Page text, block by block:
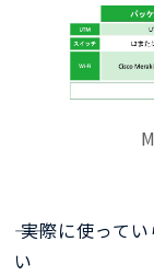
―― 実際に使って
い